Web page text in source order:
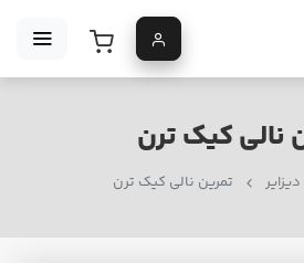
نالی کیک ترن
تمرین نالی کیک ترن